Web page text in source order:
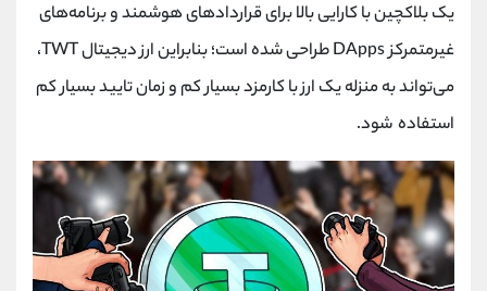
یک بلاکچین با کارایی بالا برای قراردادهای هوشمند و برنامه‌های
غیرمتمرکز DApps طراحی شده است؛ بنابراین ارز دیجیتال TWT،
می‌تواند به منزله یک ارز با کارمزد بسیار کم و زمان تایید بسیار کم
استفاده شود.